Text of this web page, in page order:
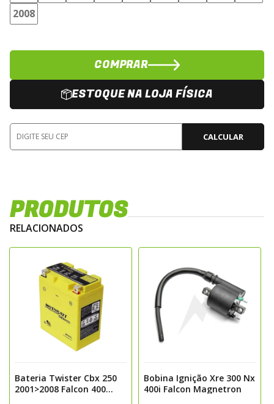
2008
COMPRAR
ESTOQUE NA LOJA FÍSICA
CALCULAR
PRODUTOS
RELACIONADOS
Bateria Twister Cbx 250
2001>2008 Falcon 400
Bobina Ignição Xre 300 Nx
400i Falcon Magnetron